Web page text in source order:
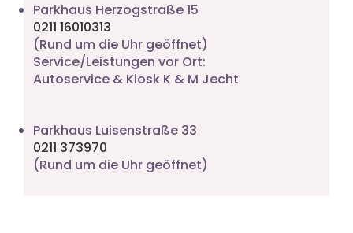
Parkhaus Herzogstraße 15
0211 16010313
(Rund um die Uhr geöffnet)
Service/Leistungen vor Ort:
Autoservice & Kiosk K & M Jecht
Parkhaus Luisenstraße 33
0211 373970
(Rund um die Uhr geöffnet)